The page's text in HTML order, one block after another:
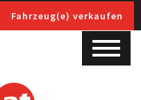
Fahrzeug(e) verkaufen